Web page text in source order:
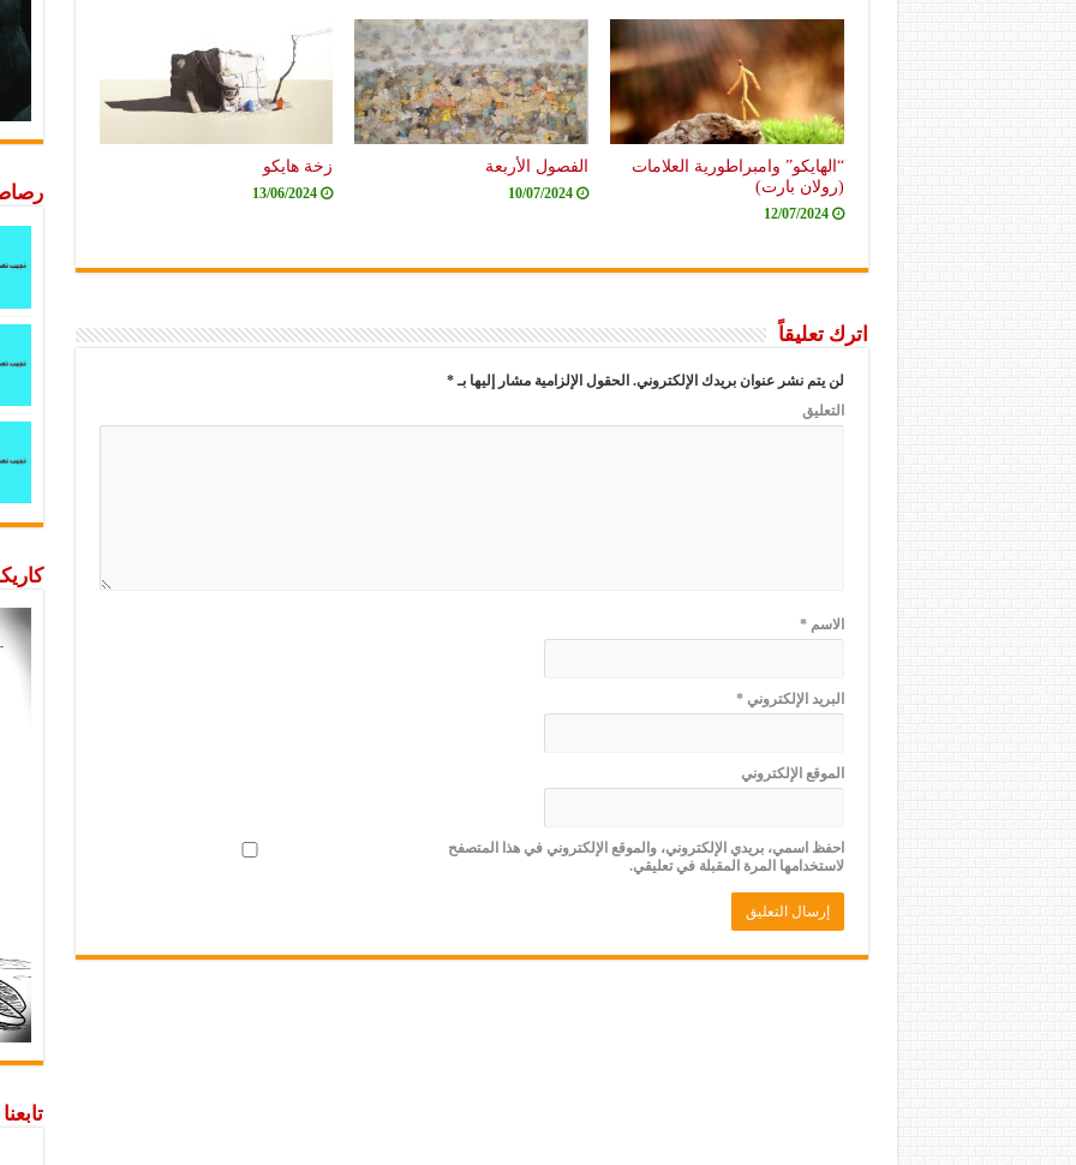
“الهايكو” وامبراطورية العلامات
(رولان بارت)
12/07/2024
الفصول الأربعة
10/07/2024
زخة هايكو
13/06/2024
اترك تعليقاً
لن يتم نشر عنوان بريدك الإلكتروني. الحقول الإلزامية مشار إليها بـ*
التعليق
الاسم*
البريد الإلكتروني*
الموقع الإلكتروني
احفظ اسمي، بريدي الإلكتروني، والموقع الإلكتروني في هذا المتصفح
لاستخدامها المرة المقبلة في تعليقي.